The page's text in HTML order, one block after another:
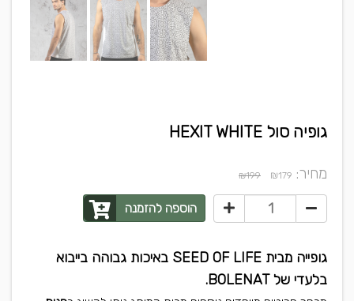
גופיה סול HEXIT WHITE
מחיר: ₪179
₪199
הוספה להזמנה
גופייה מבית SEED OF LIFE באיכות גבוהה בייבוא
בלעדי של BOLENAT.